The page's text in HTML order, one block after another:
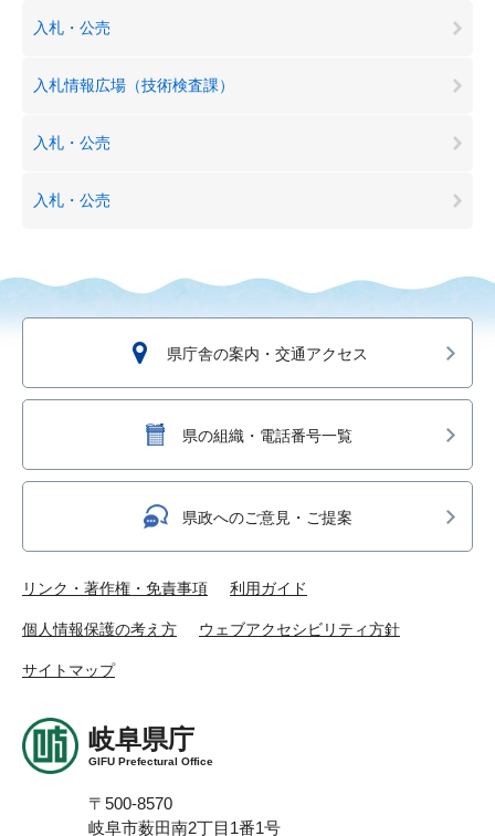
入札・公売
入札情報広場（技術検査課）
入札・公売
入札・公売
県庁舎の案内・交通アクセス
県の組織・電話番号一覧
県政へのご意見・ご提案
リンク・著作権・免責事項 利用ガイド
個人情報保護の考え方 ウェブアクセシビリティ方針
サイトマップ
岐阜県庁
GIFU Prefectural Office
〒500-8570
岐阜市薮田南2丁目1番1号